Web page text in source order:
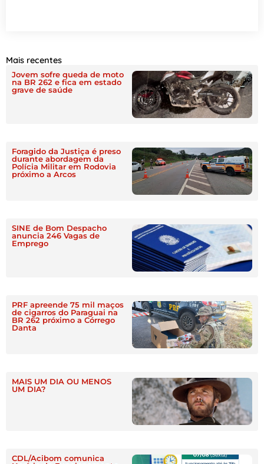
Mais recentes
Jovem sofre queda de moto
na BR 262 e fica em estado
grave de saúde
Foragido da Justiça é preso
durante abordagem da
Polícia Militar em Rodovia
próximo a Arcos
SINE de Bom Despacho
anuncia 246 Vagas de
Emprego
PRF apreende 75 mil maços
de cigarros do Paraguai na
BR 262 próximo a Córrego
Danta
MAIS UM DIA OU MENOS
UM DIA?
CDL/Acibom comunica